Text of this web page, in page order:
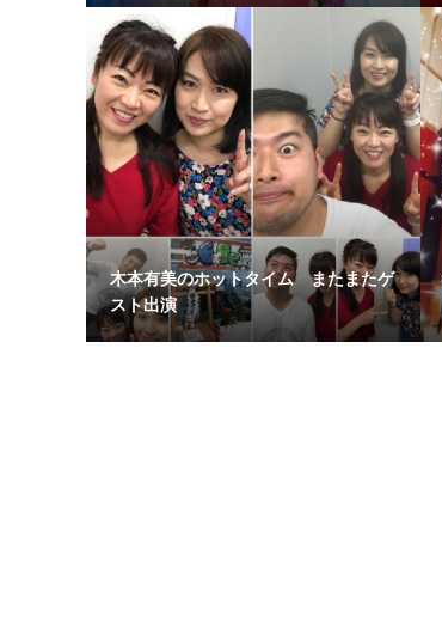
木本有美のホットタイム またまたゲ
スト出演